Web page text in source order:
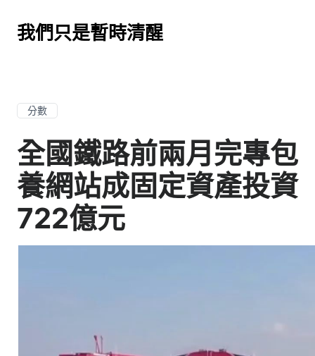
我們只是暫時清醒
分數
全國鐵路前兩月完專包
養網站成固定資產投資
722億元